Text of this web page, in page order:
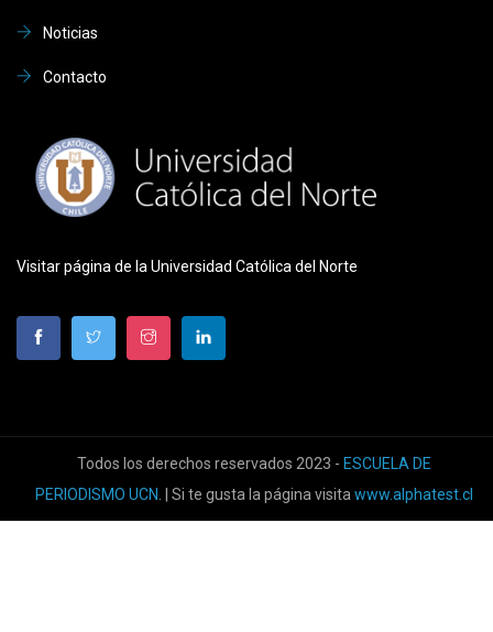
Noticias
Contacto
Visitar página de la Universidad Católica del Norte
Todos los derechos reservados 2023 - ESCUELA DE
PERIODISMO UCN. | Si te gusta la página visitawww.alphatest.cl